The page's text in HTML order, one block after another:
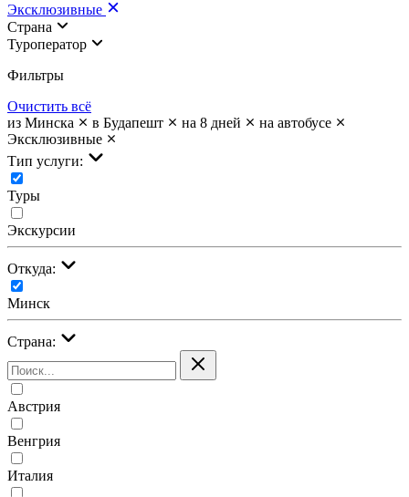
Эксклюзивные
Страна
Туроператор
Фильтры
Очистить всё
из Минска
в Будапешт на 8 дней
на автобусе
Эксклюзивные
Тип услуги:
Туры
Экскурсии
Откуда:
Минск
Страна:
Австрия
Венгрия
Италия